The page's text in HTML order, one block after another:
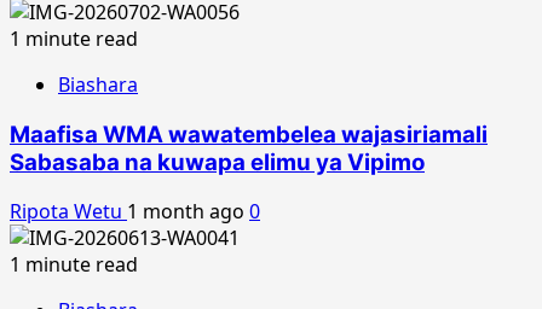
1 minute read
Biashara
Maafisa WMA wawatembelea wajasiriamali
Sabasaba na kuwapa elimu ya Vipimo
Ripota Wetu 1 month ago 0
1 minute read